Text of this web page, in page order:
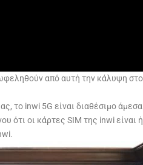
από αυτή την κάλυψη
το inwi 5G είναι διαθέσιμο
οι κάρτες SIM της inwi είναι